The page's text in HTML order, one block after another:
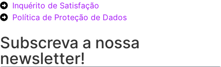
Inquérito de Satisfação
Política de Proteção de Dados
Subscreva a nossa
newsletter!